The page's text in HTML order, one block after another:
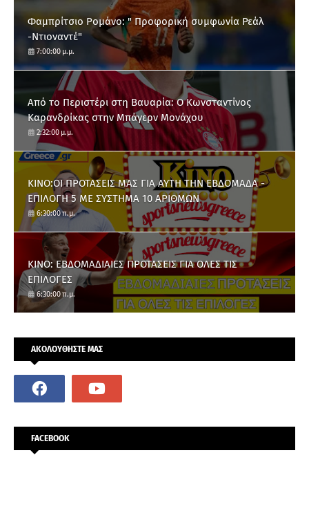
Φαμπρίτσιο Ρομάνο: " Προφορική συμφωνία Ρεάλ
-Ντιοναντέ"
7:00:00 μ.μ.
Από το Περιστέρι στη Βαυαρία: O Κωνσταντίνος
Καρανδρίκας στην Μπάγερν Μονάχου
2:32:00 μ.μ.
ΚΙΝΟ:ΟΙ ΠΡΟΤΑΣΕΙΣ ΜΑΣ ΓΙΑ ΑΥΤΗ ΤΗΝ ΕΒΔΟΜΑΔΑ -
ΕΠΙΛΟΓΗ 5 ΜΕ ΣΥΣΤΗΜΑ 10 ΑΡΙΘΜΩΝ
6:30:00 π.μ.
ΚΙΝΟ: ΕΒΔΟΜΑΔΙΑΙΕΣ ΠΡΟΤΑΣΕΙΣ ΓΙΑ ΟΛΕΣ ΤΙΣ
ΕΠΙΛΟΓΕΣ
6:30:00 π.μ.
ΑΚΟΛΟΥΘΗΣΤΕ ΜΑΣ
FACEBOOK